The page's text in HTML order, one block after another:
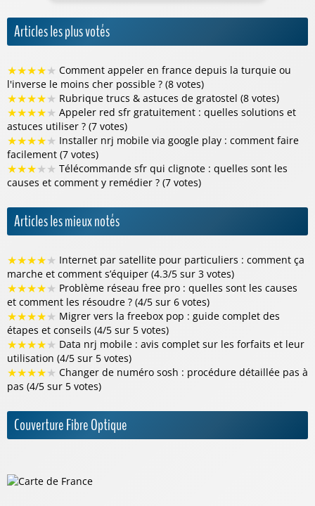
Articles les plus votés
★★★★★ Comment appeler en france depuis la turquie ou
l'inverse le moins cher possible ? (8 votes)
★★★★★ Rubrique trucs & astuces de gratostel (8 votes)
★★★★★ Appeler red sfr gratuitement : quelles solutions et
astuces utiliser ? (7 votes)
★★★★★ Installer nrj mobile via google play : comment faire
facilement (7 votes)
★★★★★ Télécommande sfr qui clignote : quelles sont les
causes et comment y remédier ? (7 votes)
Articles les mieux notés
★★★★★ Internet par satellite pour particuliers : comment ça
marche et comment s’équiper (4.3/5 sur 3 votes)
★★★★★ Problème réseau free pro : quelles sont les causes
et comment les résoudre ? (4/5 sur 6 votes)
★★★★★ Migrer vers la freebox pop : guide complet des
étapes et conseils (4/5 sur 5 votes)
★★★★★ Data nrj mobile : avis complet sur les forfaits et leur
utilisation (4/5 sur 5 votes)
★★★★★ Changer de numéro sosh : procédure détaillée pas à
pas (4/5 sur 5 votes)
Couverture Fibre Optique